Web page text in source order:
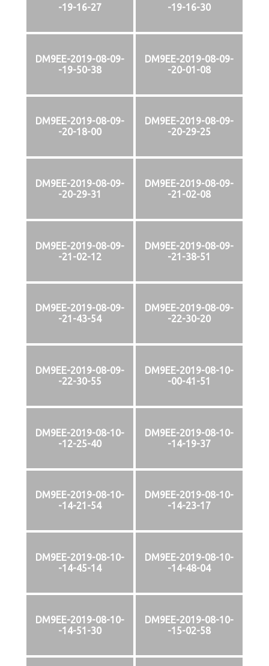
-19-16-27
-19-16-30
DM9EE-2019-08-09-
-19-50-38
DM9EE-2019-08-09-
-20-01-08
DM9EE-2019-08-09-
-20-18-00
DM9EE-2019-08-09-
-20-29-25
DM9EE-2019-08-09-
-20-29-31
DM9EE-2019-08-09-
-21-02-08
DM9EE-2019-08-09-
-21-02-12
DM9EE-2019-08-09-
-21-38-51
DM9EE-2019-08-09-
-21-43-54
DM9EE-2019-08-09-
-22-30-20
DM9EE-2019-08-09-
-22-30-55
DM9EE-2019-08-10-
-00-41-51
DM9EE-2019-08-10-
-12-25-40
DM9EE-2019-08-10-
-14-19-37
DM9EE-2019-08-10-
-14-21-54
DM9EE-2019-08-10-
-14-23-17
DM9EE-2019-08-10-
-14-45-14
DM9EE-2019-08-10-
-14-48-04
DM9EE-2019-08-10-
-14-51-30
DM9EE-2019-08-10-
-15-02-58